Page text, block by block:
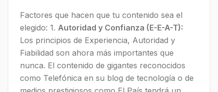
Factores que hacen que tu contenido sea el
elegido: 1. Autoridad y Confianza (E-E-A-T):
Los principios de Experiencia, Autoridad y
Fiabilidad son ahora más importantes que
nunca. El contenido de gigantes reconocidos
como Telefónica en su blog de tecnología o de